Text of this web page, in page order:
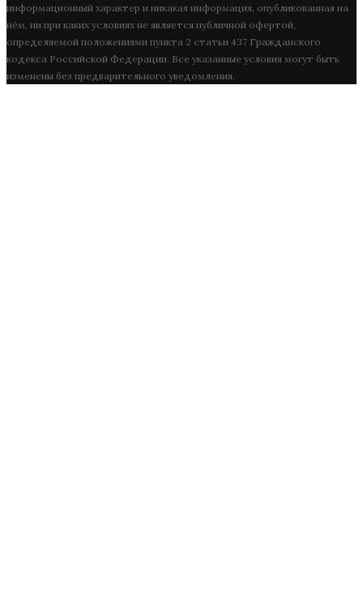
информационный характер и никакая информация, опубликованная на
нём, ни при каких условиях не является публичной офертой,
определяемой положениями пункта 2 статьи 437 Гражданского
кодекса Российской Федерации. Все указанные условия могут быть
изменены без предварительного уведомления.